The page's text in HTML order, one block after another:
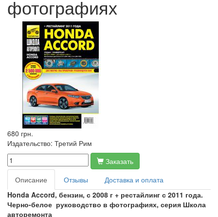
фотографиях
680 грн.
Издательство: Третий Рим
Заказать
Описание
Отзывы
Доставка и оплата
Honda Accord, бензин, с 2008 г + рестайлинг с 2011 года.
Черно-белое руководство в фотографиях, серия Школа
авторемонта